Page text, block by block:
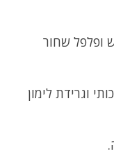
ופלפל שחור
וגרידת לימון